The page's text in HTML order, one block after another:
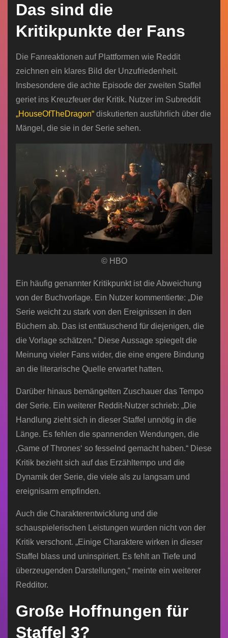
Das sind die
Kritikpunkte der Fans
Die Fanreaktionen auf Plattformen wie Reddit
zeichnen ein klares Bild der Unzufriedenheit.
Insbesondere die achte Episode der zweiten Staffel
geriet ins Kreuzfeuer der Kritik. Nutzer im Subreddit
„HouseOfTheDragon“ diskutierten ausführlich über die
Mängel, die sie in der Serie sehen.
© HBO
Ein häufig genannter Kritikpunkt ist die Abweichung
von der Buchvorlage. Ein Nutzer kommentierte: „Die
Serie weicht zu stark von den Ereignissen in den
Büchern ab. Das ist enttäuschend für diejenigen, die
die Vorlage schätzen.“ Diese Aussage spiegelt die
Meinung vieler Fans wider, die eine engere Bindung
an die literarische Quelle erwartet hatten.
Darüber hinaus bemängelten Zuschauer das Tempo
der Serie. Ein weiterer Reddit-Nutzer schrieb: „Die
Handlung zieht sich in dieser Staffel unnötig in die
Länge. Es fehlen die spannenden Wendungen, die
‚Game of Thrones‘ so fesselnd gemacht haben.“ Diese
Kritik bezieht sich auf das Erzähltempo und die
Dynamik der Serie, die viele als zu langsam und
ereignisarm empfinden.
Auch die Charakterentwicklung und die
schauspielerischen Leistungen wurden nicht von der
Kritik verschont. „Einige Charaktere wirken in dieser
Staffel blass und uninspiriert. Es fehlt an Tiefe und
überzeugenden Darstellungen,“ meinte ein weiterer
Redditor.
Große Hoffnungen für
Staffel 3?